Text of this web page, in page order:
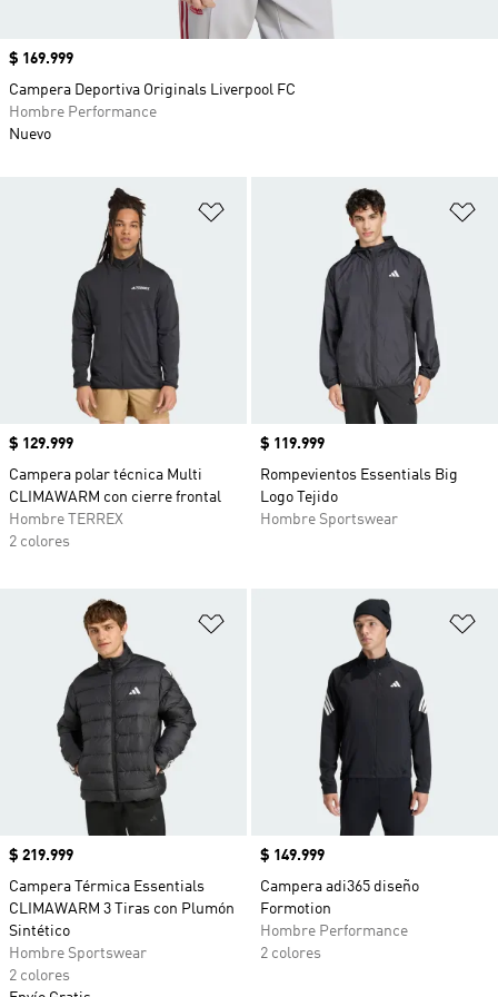
Añadir a la lista de deseos
Precio
$ 129.999
Campera polar técnica Multi
CLIMAWARM con cierre frontal
Hombre TERREX
2 colores
Precio
$ 119.999
Rompevientos Essentials Big
Logo Tejido
Hombre Sportswear
Añadir a la lista de deseos
Precio
$ 219.999
Campera Térmica Essentials
CLIMAWARM 3 Tiras con Plumón
Sintético
Hombre Sportswear
2 colores
Precio
$ 149.999
Campera adi365 diseño
Formotion
Hombre Performance
2 colores
Precio
$ 169.999
Campera Deportiva Originals Liverpool FC
Hombre Performance
Nuevo